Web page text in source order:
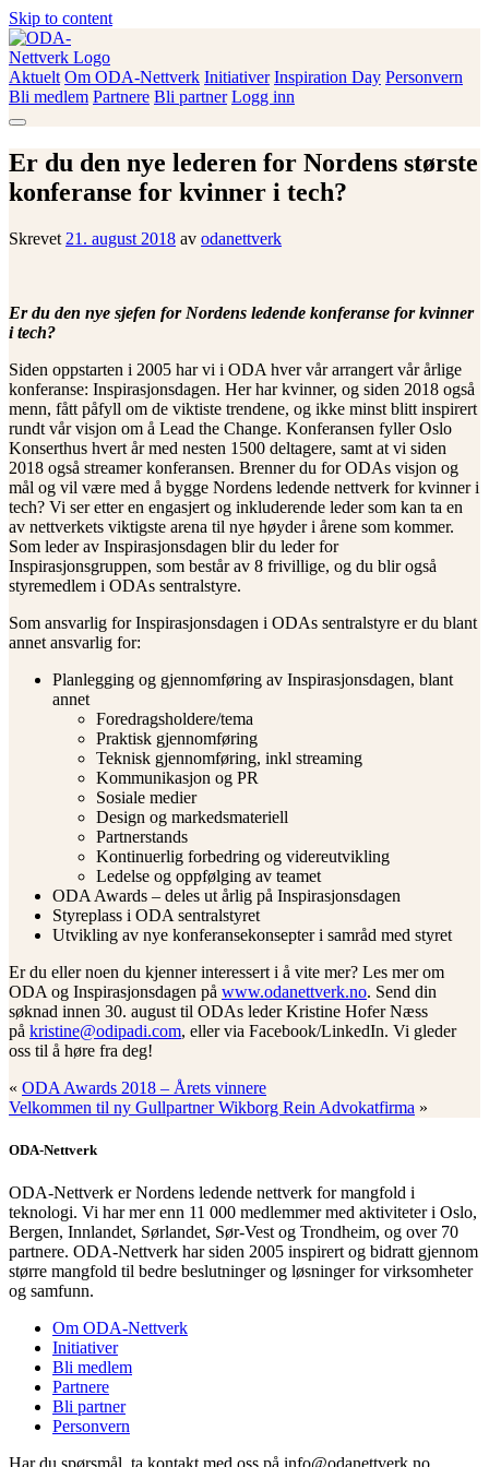
Skip to content
ODA-Nettverk
Aktuelt Om ODA-Nettverk Initiativer Inspiration Day Personvern
Bli medlem Partnere Bli partner Logg inn
Er du den nye lederen for Nordens største
konferanse for kvinner i tech?
Skrevet 21. august 2018 av odanettverk
Er du den nye sjefen for Nordens ledende konferanse for kvinner
i tech?
Siden oppstarten i 2005 har vi i ODA hver vår arrangert vår årlige
konferanse: Inspirasjonsdagen. Her har kvinner, og siden 2018 også
menn, fått påfyll om de viktiste trendene, og ikke minst blitt inspirert
rundt vår visjon om å Lead the Change. Konferansen fyller Oslo
Konserthus hvert år med nesten 1500 deltagere, samt at vi siden
2018 også streamer konferansen. Brenner du for ODAs visjon og
mål og vil være med å bygge Nordens ledende nettverk for kvinner i
tech? Vi ser etter en engasjert og inkluderende leder som kan ta en
av nettverkets viktigste arena til nye høyder i årene som kommer.
Som leder av Inspirasjonsdagen blir du leder for
Inspirasjonsgruppen, som består av 8 frivillige, og du blir også
styremedlem i ODAs sentralstyre.
Som ansvarlig for Inspirasjonsdagen i ODAs sentralstyre er du blant
annet ansvarlig for:
Planlegging og gjennomføring av Inspirasjonsdagen, blant
annet
Foredragsholdere/tema
Praktisk gjennomføring
Teknisk gjennomføring, inkl streaming
Kommunikasjon og PR
Sosiale medier
Design og markedsmateriell
Partnerstands
Kontinuerlig forbedring og videreutvikling
Ledelse og oppfølging av teamet
ODA Awards – deles ut årlig på Inspirasjonsdagen
Styreplass i ODA sentralstyret
Utvikling av nye konferansekonsepter i samråd med styret
Er du eller noen du kjenner interessert i å vite mer? Les mer om
ODA og Inspirasjonsdagen på www.odanettverk.no. Send din
søknad innen 30. august til ODAs leder Kristine Hofer Næss
på kristine@odipadi.com, eller via Facebook/LinkedIn. Vi gleder
oss til å høre fra deg!
« ODA Awards 2018 – Årets vinnere
Velkommen til ny Gullpartner Wikborg Rein Advokatfirma »
ODA-Nettverk
ODA-Nettverk er Nordens ledende nettverk for mangfold i
teknologi. Vi har mer enn 11 000 medlemmer med aktiviteter i Oslo,
Bergen, Innlandet, Sørlandet, Sør-Vest og Trondheim, og over 70
partnere. ODA-Nettverk har siden 2005 inspirert og bidratt gjennom
større mangfold til bedre beslutninger og løsninger for virksomheter
og samfunn.
Om ODA-Nettverk
Initiativer
Bli medlem
Partnere
Bli partner
Personvern